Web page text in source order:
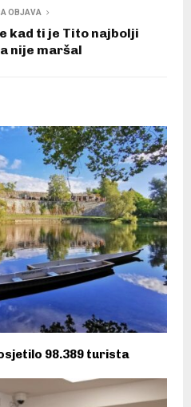
OBJAVA
kad ti je Tito najbolji
nije maršal
98.389 turista